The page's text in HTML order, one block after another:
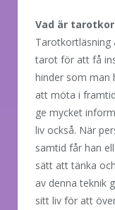
Vad är
Tarotkortläsning
tarot för att få
hinder som
att möta i
ge mycket
liv också. När
samtid får han
sätt att tänka
av denna teknik
sitt liv för att